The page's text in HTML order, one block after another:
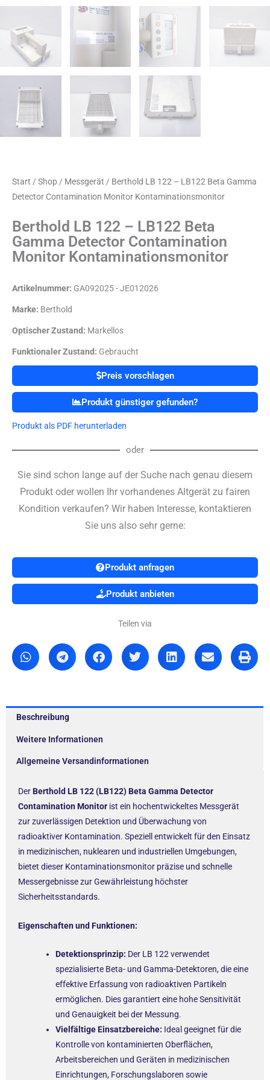
Start / Shop / Messgerät / Berthold LB 122 – LB122 Beta Gamma
Detector Contamination Monitor Kontaminationsmonitor
Berthold LB 122 – LB122 Beta
Gamma Detector Contamination
Monitor Kontaminationsmonitor
Artikelnummer: GA092025 - JE012026
Marke: Berthold
Optischer Zustand: Markellos
Funktionaler Zustand: Gebraucht
Preis vorschlagen
Produkt günstiger gefunden?
Produkt als PDF herunterladen
oder
Sie sind schon lange auf der Suche nach genau diesem
Produkt oder wollen Ihr vorhandenes Altgerät zu fairen
Kondition verkaufen? Wir haben Interesse, kontaktieren
Sie uns also sehr gerne:
Produkt anfragen
Produkt anbieten
Teilen via
Beschreibung
Weitere Informationen
Allgemeine Versandinformationen
DerBerthold LB 122 (LB122) Beta Gamma Detector
Contamination Monitor ist ein hochentwickeltes Messgerät
zur zuverlässigen Detektion und Überwachung von
radioaktiver Kontamination. Speziell entwickelt für den Einsatz
in medizinischen, nuklearen und industriellen Umgebungen,
bietet dieser Kontaminationsmonitor präzise und schnelle
Messergebnisse zur Gewährleistung höchster
Sicherheitsstandards.
Eigenschaften und Funktionen:
Detektionsprinzip: Der LB 122 verwendet
spezialisierte Beta- und Gamma-Detektoren, die eine
effektive Erfassung von radioaktiven Partikeln
ermöglichen. Dies garantiert eine hohe Sensitivität
und Genauigkeit bei der Messung.
Vielfältige Einsatzbereiche: Ideal geeignet für die
Kontrolle von kontaminierten Oberflächen,
Arbeitsbereichen und Geräten in medizinischen
Einrichtungen, Forschungslaboren sowie